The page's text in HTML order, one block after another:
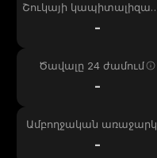
Շուկայի կապիտալիզաց
-
Ծավալը 24 ժամում
-
Ամբողջական առաջարկ
-